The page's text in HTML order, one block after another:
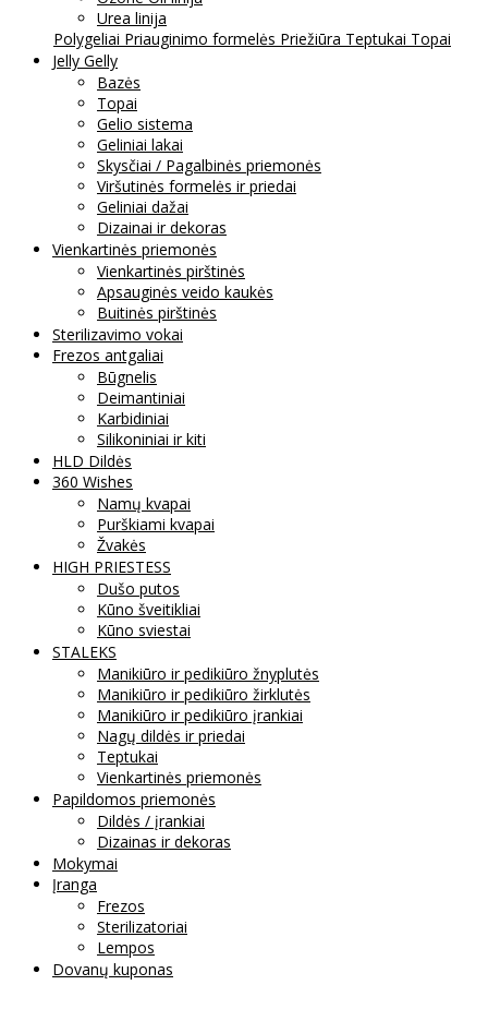
Urea linija
Polygeliai Priauginimo formelės Priežiūra Teptukai Topai
Jelly Gelly
Bazės
Topai
Gelio sistema
Geliniai lakai
Skysčiai / Pagalbinės priemonės
Viršutinės formelės ir priedai
Geliniai dažai
Dizainai ir dekoras
Vienkartinės priemonės
Vienkartinės pirštinės
Apsauginės veido kaukės
Buitinės pirštinės
Sterilizavimo vokai
Frezos antgaliai
Būgnelis
Deimantiniai
Karbidiniai
Silikoniniai ir kiti
HLD Dildės
360 Wishes
Namų kvapai
Purškiami kvapai
Žvakės
HIGH PRIESTESS
Dušo putos
Kūno šveitikliai
Kūno sviestai
STALEKS
Manikiūro ir pedikiūro žnyplutės
Manikiūro ir pedikiūro žirklutės
Manikiūro ir pedikiūro įrankiai
Nagų dildės ir priedai
Teptukai
Vienkartinės priemonės
Papildomos priemonės
Dildės / įrankiai
Dizainas ir dekoras
Mokymai
Įranga
Frezos
Sterilizatoriai
Lempos
Dovanų kuponas